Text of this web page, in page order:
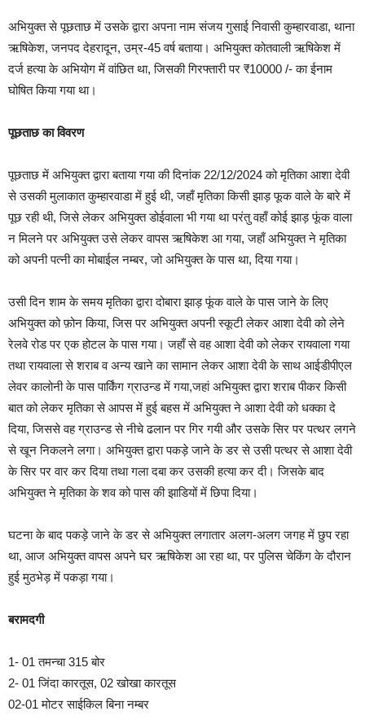
अभियुक्त से पूछताछ में उसके द्वारा अपना नाम संजय गुसाई निवासी कुम्हारवाडा, थाना
ऋषिकेश, जनपद देहरादून, उम्र-45 वर्ष बताया। अभियुक्त कोतवाली ऋषिकेश में
दर्ज हत्या के अभियोग में वांछित था, जिसकी गिरफ्तारी पर ₹10000 /- का ईनाम
घोषित किया गया था।
पूछताछ का विवरण
पूछताछ में अभियुक्त द्वारा बताया गया की दिनांक 22/12/2024 को मृतिका आशा देवी
से उसकी मुलाकात कुम्हारवाडा में हुई थी, जहाँ मृतिका किसी झाड़ फूक वाले के बारे में
पूछ रही थी, जिसे लेकर अभियुक्त डोईवाला भी गया था परंतु वहाँ कोई झाड़ फूंक वाला
न मिलने पर अभियुक्त उसे लेकर वापस ऋषिकेश आ गया, जहाँ अभियुक्त ने मृतिका
को अपनी पत्नी का मोबाईल नम्बर, जो अभियुक्त के पास था, दिया गया।
उसी दिन शाम के समय मृतिका द्वारा दोबारा झाड़ फूंक वाले के पास जाने के लिए
अभियुक्त को फ़ोन किया, जिस पर अभियुक्त अपनी स्कूटी लेकर आशा देवी को लेने
रेलवे रोड पर एक होटल के पास गया। जहाँ से वह आशा देवी को लेकर रायवाला गया
तथा रायवाला से शराब व अन्य खाने का सामान लेकर आशा देवी के साथ आईडीपीएल
लेवर कालोनी के पास पार्किंग ग्राउन्ड में गया,जहां अभियुक्त द्वारा शराब पीकर किसी
बात को लेकर मृतिका से आपस में हुई बहस में अभियुक्त ने आशा देवी को धक्का दे
दिया, जिससे वह ग्राउन्ड से नीचे ढलान पर गिर गयी और उसके सिर पर पत्थर लगने
से खून निकलने लगा। अभियुक्त द्वारा पकड़े जाने के डर से उसी पत्थर से आशा देवी
के सिर पर वार कर दिया तथा गला दबा कर उसकी हत्या कर दी। जिसके बाद
अभियुक्त ने मृतिका के शव को पास की झाडियों में छिपा दिया।
घटना के बाद पकड़े जाने के डर से अभियुक्त लगातार अलग-अलग जगह में छुप रहा
था, आज अभियुक्त वापस अपने घर ऋषिकेश आ रहा था, पर पुलिस चेकिंग के दौरान
हुई मुठभेड़ में पकड़ा गया।
बरामदगी
1- 01 तमन्चा 315 बोर
2- 01 जिंदा कारतूस, 02 खोखा कारतूस
02-01 मोटर साईकिल बिना नम्बर